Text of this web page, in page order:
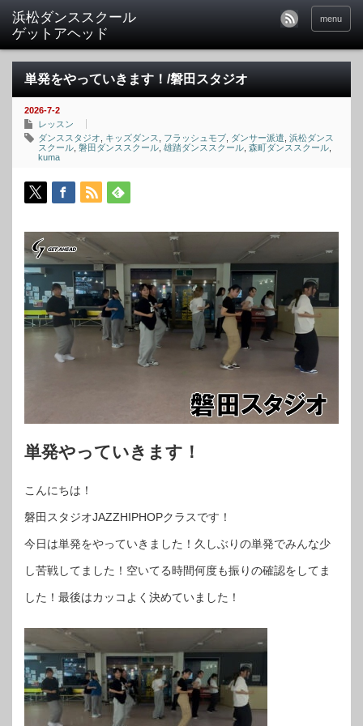
menu
単発をやっていきます！/磐田スタジオ
2026-7-2
レッスン
ダンススタジオ
キッズダンス フラッシュモブ ダンサー派遣 浜松ダンス
スクール 磐田ダンススクール 雄踏ダンススクール 森町ダンススクール
kuma
単発やっていきます！
こんにちは！
磐田スタジオJAZZHIPHOPクラスです！
今日は単発をやっていきました！久しぶりの単発でみんな少
し苦戦してました！空いてる時間何度も振りの確認をしてま
した！最後はカッコよく決めていました！